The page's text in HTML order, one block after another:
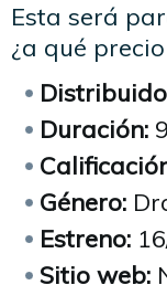
Esta será
¿a qué
Duración:
Género:
Estreno:
Sitio web: